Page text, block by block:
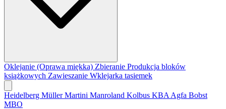
Oklejanie (Oprawa miękka) Zbieranie Produkcja bloków
książkowych Zawieszanie Wklejarka tasiemek
Heidelberg Müller Martini Manroland Kolbus KBA Agfa Bobst
MBO